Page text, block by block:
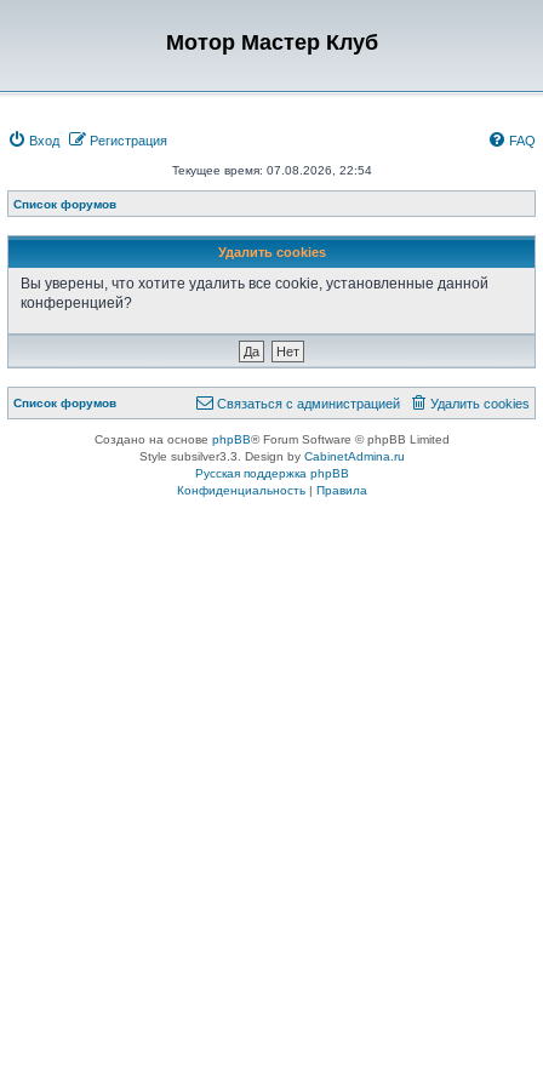
Мотор Мастер Клуб
Вход Регистрация FAQ
Текущее время: 07.08.2026, 22:54
Список форумов
Удалить cookies
Вы уверены, что хотите удалить все cookie, установленные данной
конференцией?
Список форумов Удалить cookies
Связаться с администрацией
Создано на основе phpBB® Forum Software © phpBB Limited
Style subsilver3.3. Design by CabinetAdmina.ru
Русская поддержка phpBB
Конфиденциальность| Правила